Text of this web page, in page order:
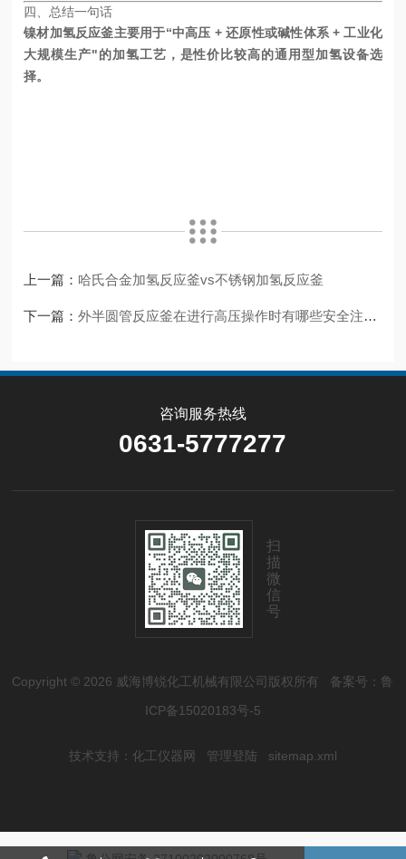
四、总结一句话
镍材加氢反应釜主要用于“中高压 + 还原性或碱性体系 + 工业化
大规模生产"的加氢工艺，是性价比较高的通用型加氢设备选
择。
上一篇： 哈氏合金加氢反应釜vs不锈钢加氢反应釜
下一篇：外半圆管反应釜在进行高压操作时有哪些安全注意事项？
咨询服务热线
0631-5777277
扫
描
微
信
号
Copyright © 2026 威海博锐化工机械有限公司版权所有 备案号：鲁
ICP备15020183号-5
技术支持： 化工仪器网 管理登陆 sitemap.xml